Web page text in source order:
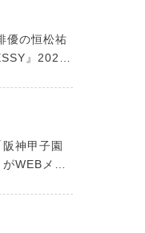
優の恒松祐
』2026
神甲子園
WEBメデ